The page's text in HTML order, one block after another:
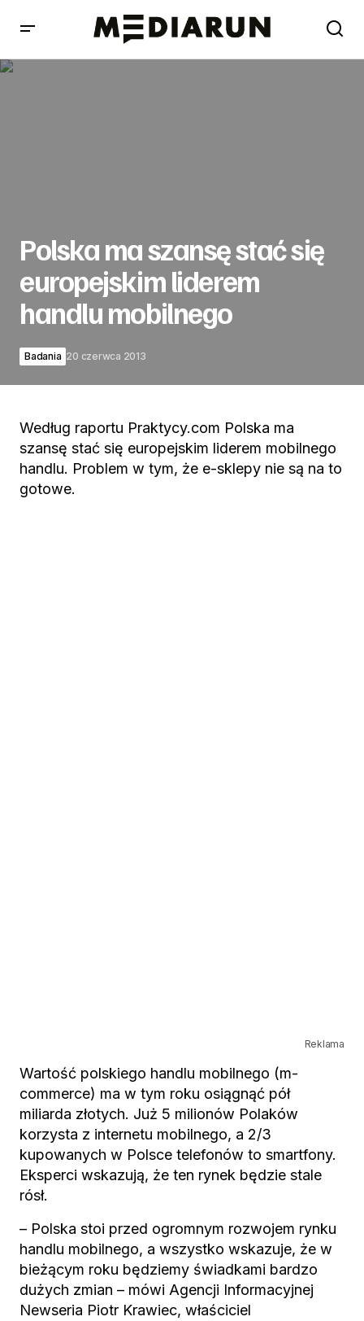
Polska ma szansę stać się
europejskim liderem
handlu mobilnego
Badania 20 czerwca 2013
Według raportu Praktycy.com Polska ma
szansę stać się europejskim liderem mobilnego
handlu. Problem w tym, że e-sklepy nie są na to
gotowe.
Reklama
Wartość polskiego handlu mobilnego (m-
commerce) ma w tym roku osiągnąć pół
miliarda złotych. Już 5 milionów Polaków
korzysta z internetu mobilnego, a 2/3
kupowanych w Polsce telefonów to smartfony.
Eksperci wskazują, że ten rynek będzie stale
rósł.
– Polska stoi przed ogromnym rozwojem rynku
handlu mobilnego, a wszystko wskazuje, że w
bieżącym roku będziemy świadkami bardzo
dużych zmian – mówi Agencji Informacyjnej
Newseria Piotr Krawiec, właściciel